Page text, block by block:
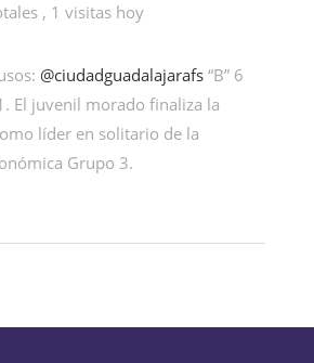
, 1 visitas hoy
@ciudadguadalajarafs“B” 6
El juvenil morado finaliza la
líder en solitario de la
Grupo 3.